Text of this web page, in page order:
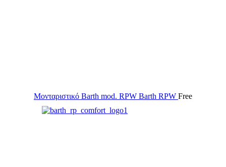
Μονταριστικό Barth mod. RPW Barth RPW Free